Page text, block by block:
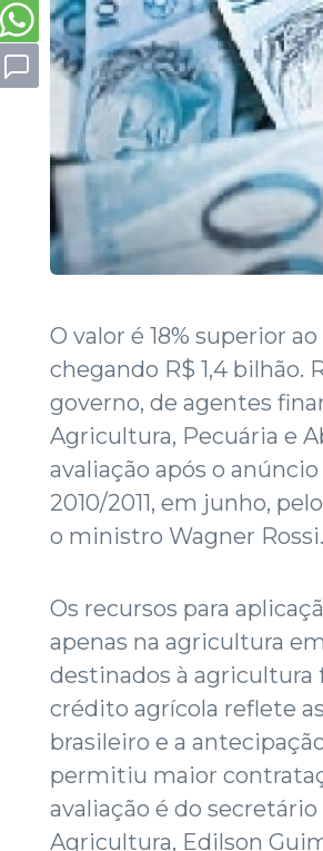
O valor é 18% superior
chegando R$ 1,4 bilhão.
governo, de agentes
Agricultura, Pecuária e
avaliação após o
2010/2011, em junho,
o ministro Wagner Rossi.
Os recursos para
apenas na agricultura
destinados à agricultura
crédito agrícola reflete
brasileiro e a
permitiu maior
avaliação é do
Agricultura, Edilson